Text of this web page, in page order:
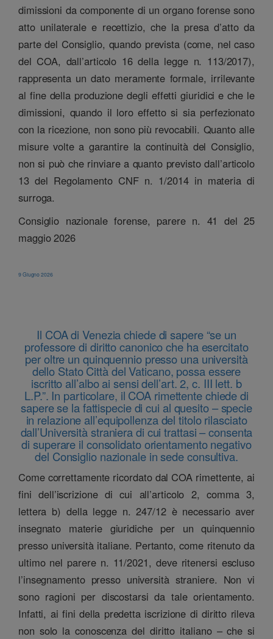
dimissioni da componente di un organo forense sono
atto unilaterale e recettizio, che la presa d’atto da
parte del Consiglio, quando prevista (come, nel caso
del COA, dall’articolo 16 della legge n. 113/2017),
rappresenta un dato meramente formale, irrilevante
al fine della produzione degli effetti giuridici e che le
dimissioni, quando il loro effetto si sia perfezionato
con la ricezione, non sono più revocabili. Quanto alle
misure volte a garantire la continuità del Consiglio,
non si può che rinviare a quanto previsto dall’articolo
13 del Regolamento CNF n. 1/2014 in materia di
surroga.
Consiglio nazionale forense, parere n. 41 del 25
maggio 2026
9 Giugno 2026
Il COA di Venezia chiede di sapere “se un
professore di diritto canonico che ha esercitato
per oltre un quinquennio presso una università
dello Stato Città del Vaticano, possa essere
iscritto all’albo ai sensi dell’art. 2, c. III lett. b
L.P.”. In particolare, il COA rimettente chiede di
sapere se la fattispecie di cui al quesito – specie
in relazione all’equipollenza del titolo rilasciato
dall’Università straniera di cui trattasi – consenta
di superare il consolidato orientamento negativo
del Consiglio nazionale in sede consultiva.
Come correttamente ricordato dal COA rimettente, ai
fini dell’iscrizione di cui all’articolo 2, comma 3,
lettera b) della legge n. 247/12 è necessario aver
insegnato materie giuridiche per un quinquennio
presso università italiane. Pertanto, come ritenuto da
ultimo nel parere n. 11/2021, deve ritenersi escluso
l’insegnamento presso università straniere. Non vi
sono ragioni per discostarsi da tale orientamento.
Infatti, ai fini della predetta iscrizione di diritto rileva
non solo la conoscenza del diritto italiano – che si